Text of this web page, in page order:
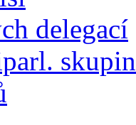
delegací
skupin